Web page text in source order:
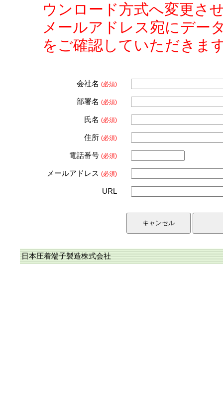
ウンロード方式へ変更さ
メールアドレス宛にデー
をご確認していただきま
会社名 (必須)
部署名 (必須)
氏名 (必須)
住所 (必須)
電話番号 (必須)
メールアドレス (必須)
URL
日本圧着端子製造株式会社